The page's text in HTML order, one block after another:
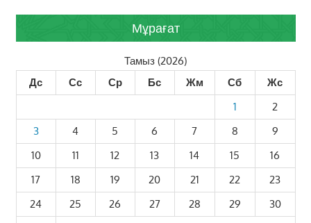
Мұрағат
Тамыз (2026)
Дс
Сс Ср Бс Жм Сб
Жс
1
2
3
4 5 6 7 8
9
10
11 12 13 14 15
16
17
18 19 20 21 22
23
24
25 26 27 28 29
30